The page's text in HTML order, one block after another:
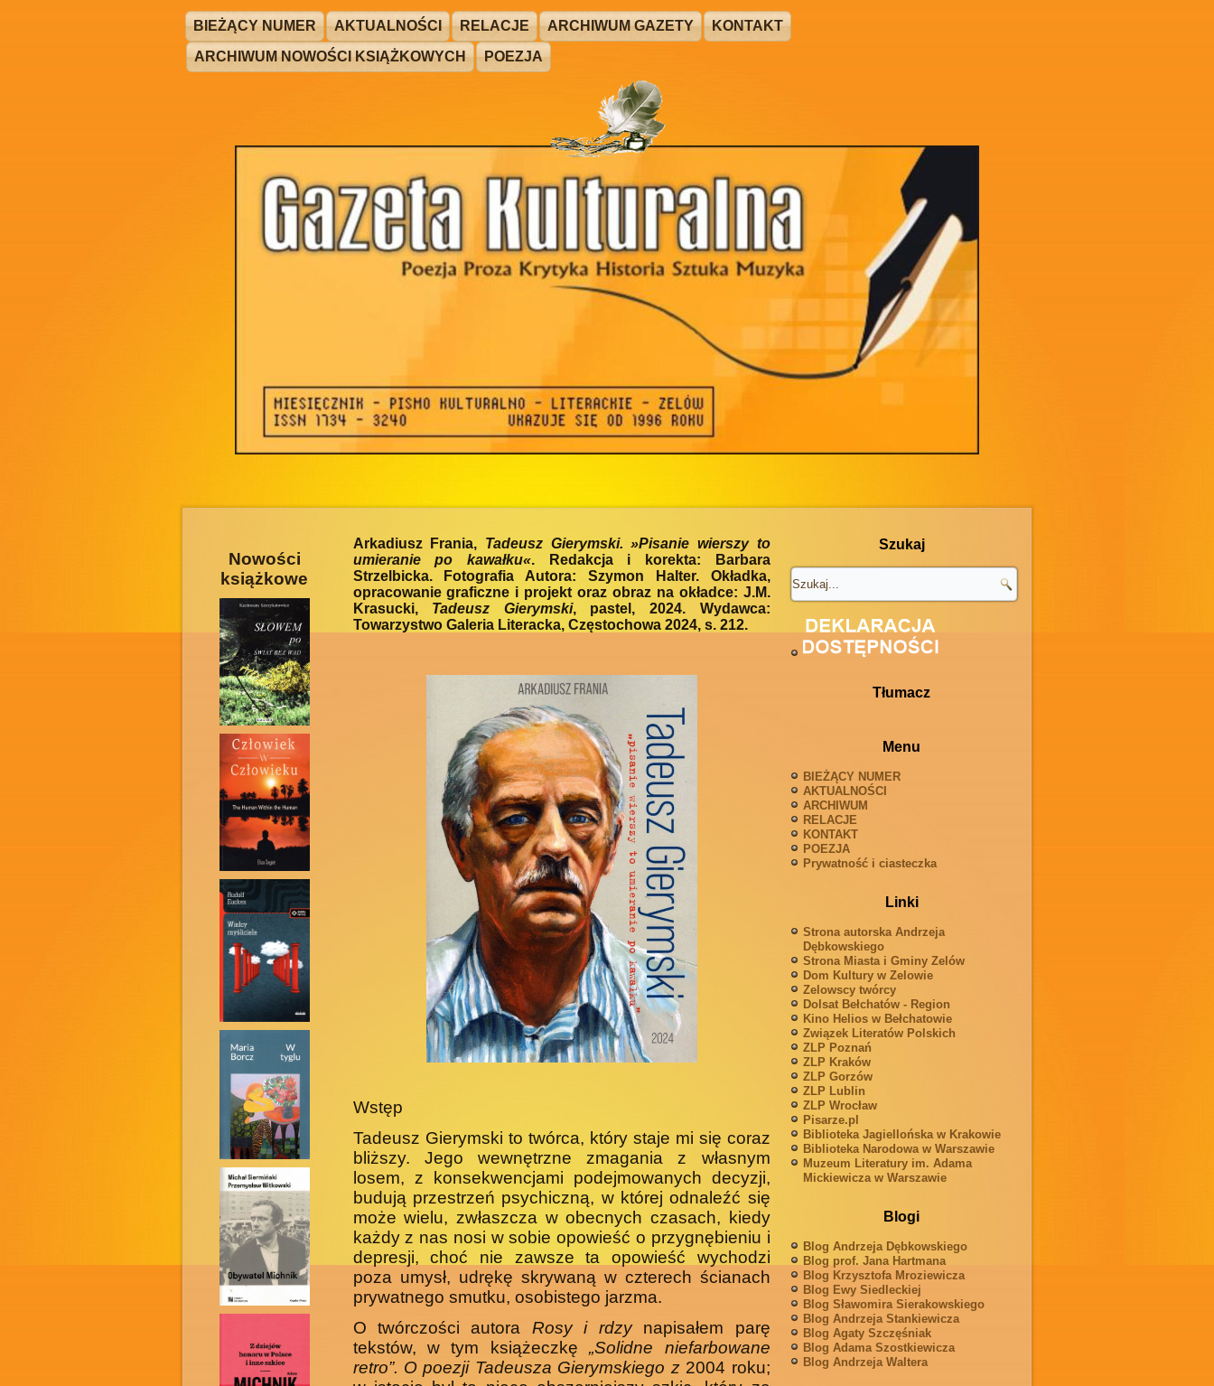
BIEŻĄCY NUMER AKTUALNOŚCI RELACJE ARCHIWUM GAZETY
KONTAKT
ARCHIWUM NOWOŚCI KSIĄŻKOWYCH
POEZJA
Nowości
książkowe
Arkadiusz Frania, Tadeusz Gierymski. »Pisanie wierszy to
umieranie po kawałku«. Redakcja i korekta: Barbara
Strzelbicka. Fotografia Autora: Szymon Halter. Okładka,
opracowanie graficzne i projekt oraz obraz na okładce: J.M.
Krasucki, Tadeusz Gierymski, pastel, 2024. Wydawca:
Towarzystwo Galeria Literacka, Częstochowa 2024, s. 212.
Wstęp
Tadeusz Gierymski to twórca, który staje mi się coraz
bliższy. Jego wewnętrzne zmagania z własnym
losem, z konsekwencjami podej­mowanych decyzji,
budują przestrzeń psychiczną, w której odnaleźć się
może wielu, zwłaszcza w obecnych czasach, kiedy
każdy z nas nosi w sobie opowieść o przygnębieniu i
depresji, choć nie zawsze ta opowieść wychodzi
poza umysł, udrękę skrywaną w czterech ścianach
prywatnego smutku, osobistego jarzma.
O twórczości autora Rosy i rdzynapisałem parę
tekstów, w tym ksią­żeczkę„Solidne niefarbowane
retro”. O poezji Tadeusza Gierymskiego z2004 roku;
Szukaj
Tłumacz
Menu
BIEŻĄCY NUMER
AKTUALNOŚCI
ARCHIWUM
RELACJE
KONTAKT
POEZJA
Prywatność i ciasteczka
Linki
Strona autorska Andrzeja
Dębkowskiego
Strona Miasta i Gminy Zelów
Dom Kultury w Zelowie
Zelowscy twórcy
Dolsat Bełchatów - Region
Kino Helios w Bełchatowie
Związek Literatów Polskich
ZLP Poznań
ZLP Kraków
ZLP Gorzów
ZLP Lublin
ZLP Wrocław
Pisarze.pl
Biblioteka Jagiellońska w Krakowie
Biblioteka Narodowa w Warszawie
Muzeum Literatury im. Adama
Mickiewicza w Warszawie
Blogi
Blog Andrzeja Dębkowskiego
Blog prof. Jana Hartmana
Blog Krzysztofa Mroziewicza
Blog Ewy Siedleckiej
Blog Sławomira Sierakowskiego
Blog Andrzeja Stankiewicza
Blog Agaty Szczęśniak
Blog Adama Szostkiewicza
Blog Andrzeja Waltera